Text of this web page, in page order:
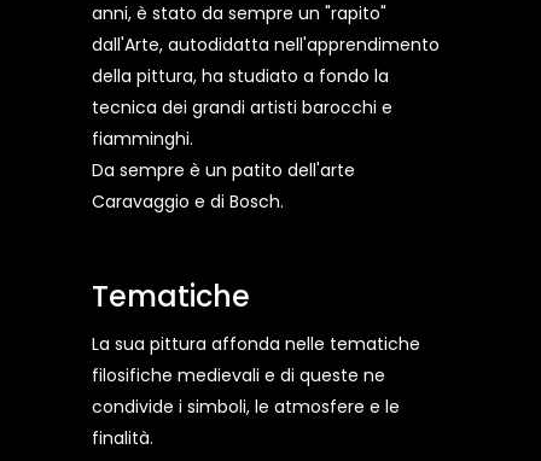
anni, è stato da sempre un "rapito"
dall'Arte, autodidatta nell'apprendimento
della pittura, ha studiato a fondo la
tecnica dei grandi artisti barocchi e
fiamminghi.
Da sempre è un patito dell'arte
Caravaggio e di Bosch.
Tematiche
La sua pittura affonda nelle tematiche
filosifiche medievali e di queste ne
condivide i simboli, le atmosfere e le
finalità.